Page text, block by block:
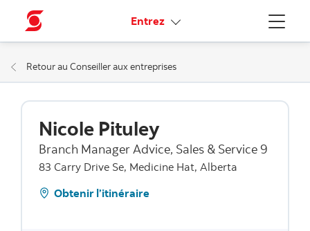
Menu
Entrez Liens connexes
Retour au Conseiller aux entreprises
Nicole Pituley
Branch Manager Advice, Sales & Service 9
83 Carry Drive Se, Medicine Hat, Alberta
Obtenir l’itinéraire